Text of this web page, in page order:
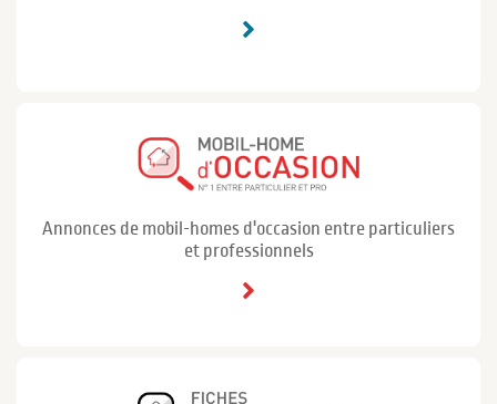
Annonces de mobil-homes d'occasion entre particuliers
et professionnels